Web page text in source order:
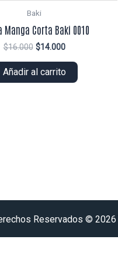
Baki
Manga Corta Baki 0010
$16.000 El
original
era:
$14.000El
actual
es:
Añadir al carrito
Reservados © 2026